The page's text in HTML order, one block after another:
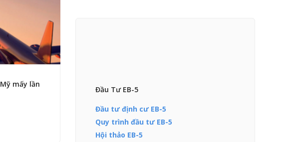
mấy lần
Đầu Tư EB-5
Đầu tư định cư EB-5
Quy trình đầu tư EB-5
Hội thảo EB-5